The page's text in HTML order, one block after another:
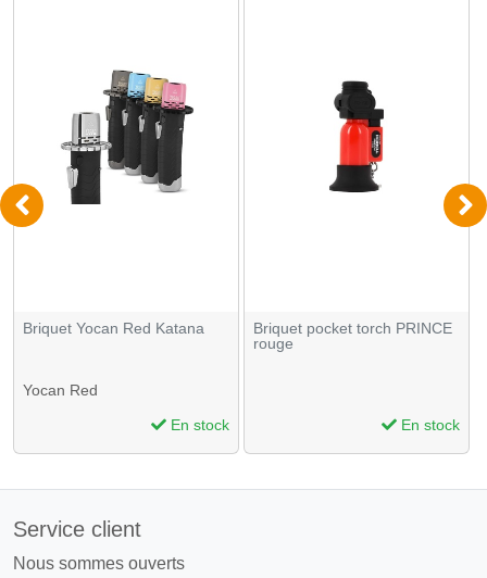
Briquet Yocan Red Katana
Yocan Red
En stock
Briquet pocket torch PRINCE
rouge
En stock
Service client
Nous sommes ouverts